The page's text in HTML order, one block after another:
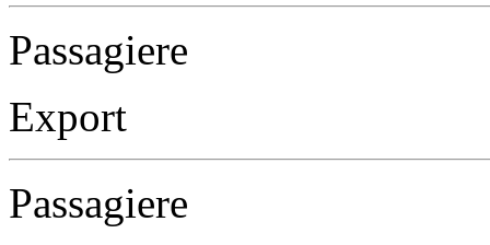
Passagiere
Export
Passagiere